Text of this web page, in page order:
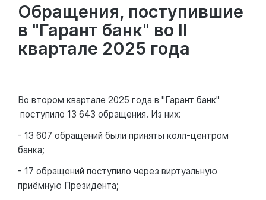
Обращения, поступившие
в "Гарант банк" во II
квартале 2025 года
Во втором квартале 2025 года в "Гарант банк"
поступило 13 643 обращения. Из них:
- 13 607 обращений были приняты колл-центром
банка;
- 17 обращений поступило через виртуальную
приёмную Президента;